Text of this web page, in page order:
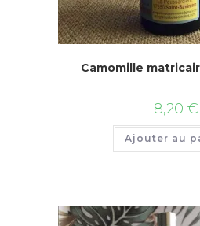
Camomille
8,20 €
Ajouter au